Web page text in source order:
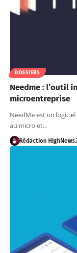
DOSSIERS
Needme : l’outil
microentreprise
NeedMe est un
au micro et…
Rédaction HighNews